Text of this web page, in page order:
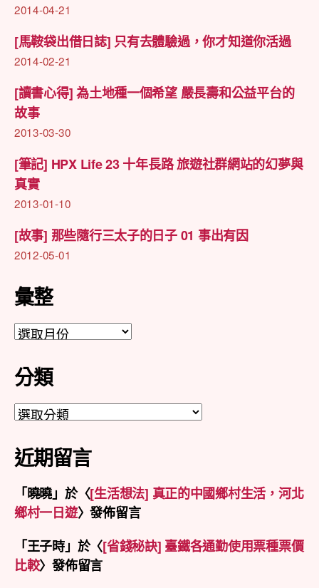
2014-04-21
[馬鞍袋出借日誌] 只有去體驗過，你才知道你活過
2014-02-21
[讀書心得] 為土地種一個希望 嚴長壽和公益平台的
故事
2013-03-30
[筆記] HPX Life 23 十年長路 旅遊社群網站的幻夢與
真實
2013-01-10
[故事] 那些隨行三太子的日子 01 事出有因
2012-05-01
彙整
彙
分類
分
近期留言
「曉曉」於〈[生活想法] 真正的中國鄉村生活，河北
鄉村一日遊〉發佈留言
「王子時」於〈[省錢秘訣] 臺鐵各通勤使用票種票價
比較〉發佈留言